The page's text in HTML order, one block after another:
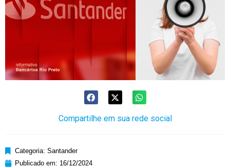
Compartilhe em sua rede social
Categoria: Santander
Publicado em: 16/12/2024